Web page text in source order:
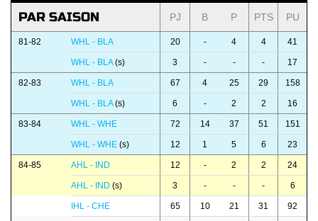
PAR SAISON PJ B P PTS PU
81-82 WHL - BLA 20 - 4 4 41
WHL - BLA(s) 3 - - - 17
82-83 WHL - BLA 67 4 25 29 158
WHL - BLA(s) 6 - 2 2 16
83-84 WHL - WHE 72 14 37 51 151
WHL - WHE (s) 12 1 5 6 23
84-85 AHL - IND 12 - 2 2 24
AHL - IND (s) 3 - - - 6
IHL - CHE 65 10 21 31 92